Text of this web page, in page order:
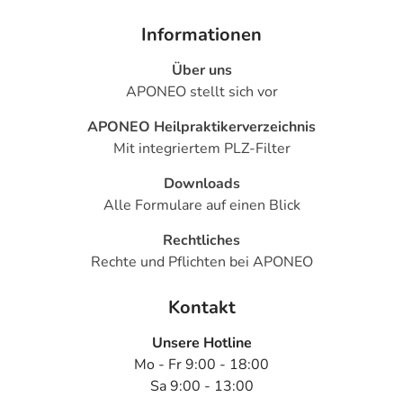
Informationen
Über uns
APONEO stellt sich vor
APONEO Heilpraktikerverzeichnis
Mit integriertem PLZ-Filter
Downloads
Alle Formulare auf einen Blick
Rechtliches
Rechte und Pflichten bei APONEO
Kontakt
Unsere Hotline
Mo - Fr 9:00 - 18:00
Sa 9:00 - 13:00